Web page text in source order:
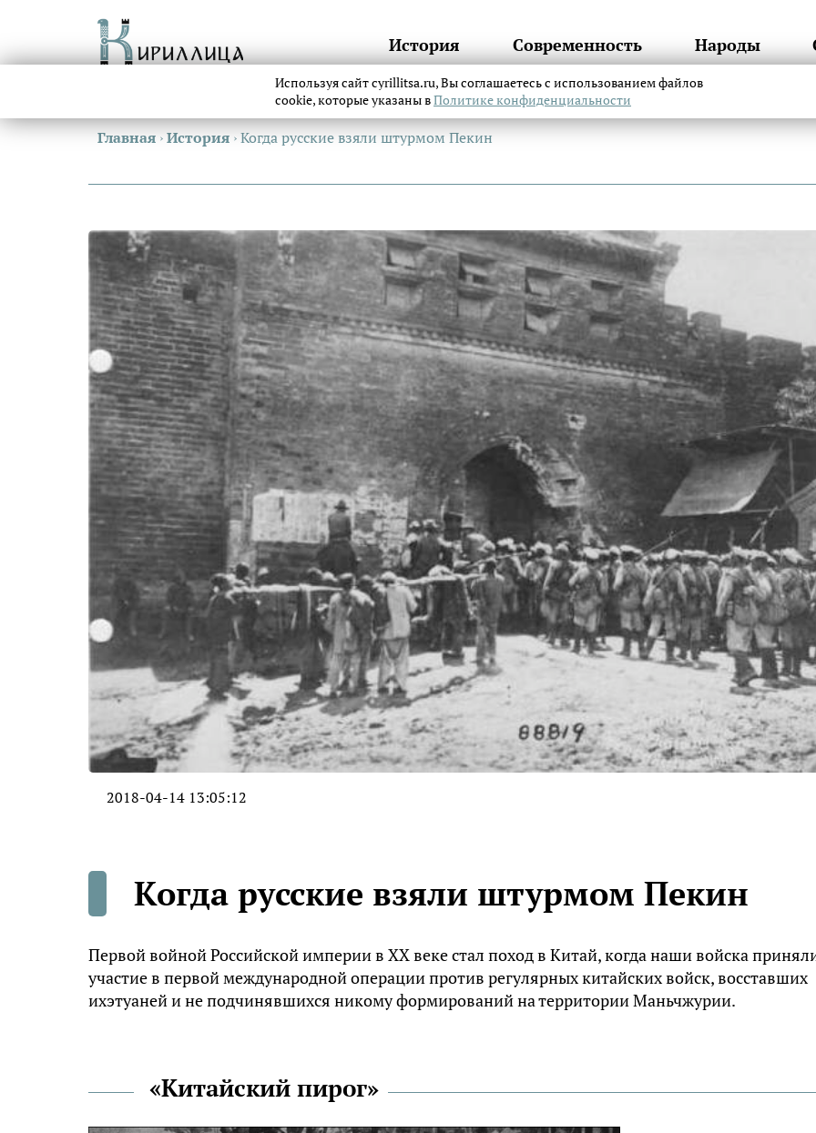
История Современность Народы
Главная ›История ›Когда русские взяли штурмом Пекин
2018-04-14 13:05:12
Когда русские взяли штурмом Пекин
Первой войной Российской империи в XX веке стал поход в Китай, когда наши войска
участие в первой международной операции против регулярных китайских войск, восставших
ихэтуаней и не подчинявшихся никому формирований на территории Маньчжурии.
«Китайский пирог»
Используя сайт cyrillitsa.ru, Вы соглашаетесь с использованием файлов
cookie, которые указаны вПолитике конфиденциальности